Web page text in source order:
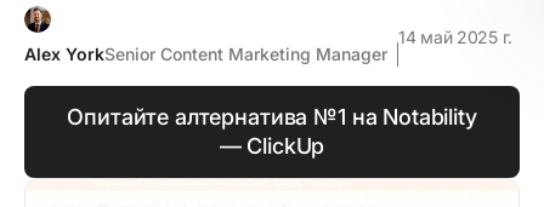
Alex YorkSenior Content Marketing Manager
14 май 2025 г.
Опитайте алтернатива №1 на Notability
— ClickUp